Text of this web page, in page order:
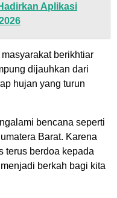
Aplikasi
berikhtiar
dijauhkan dari
hujan yang turun
bencana seperti
Barat. Karena
terus berdoa kepada
berkah bagi kita